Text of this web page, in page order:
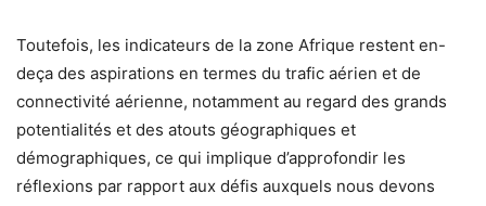
Toutefois, les indicateurs de la zone Afrique restent en-
deça des aspirations en termes du trafic aérien et de
connectivité aérienne, notamment au regard des grands
potentialités et des atouts géographiques et
démographiques, ce qui implique d’approfondir les
réflexions par rapport aux défis auxquels nous devons